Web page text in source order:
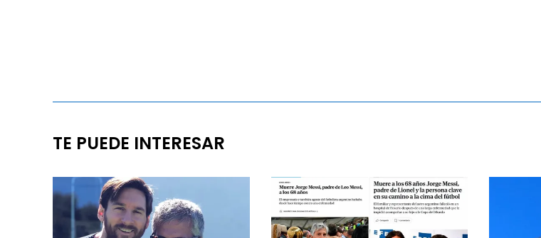
TE PUEDE INTERESAR